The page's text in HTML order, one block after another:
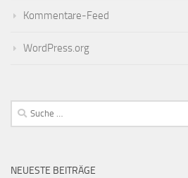
Kommentare-Feed
WordPress.org
Suche
nach:
NEUESTE BEITRÄGE